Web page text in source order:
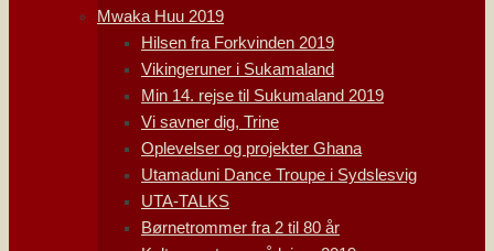
Mwaka Huu 2019
Hilsen fra Forkvinden 2019
Vikingeruner i Sukamaland
Min 14. rejse til Sukumaland 2019
Vi savner dig, Trine
Oplevelser og projekter Ghana
Utamaduni Dance Troupe i Sydslesvig
UTA-TALKS
Børnetrommer fra 2 til 80 år